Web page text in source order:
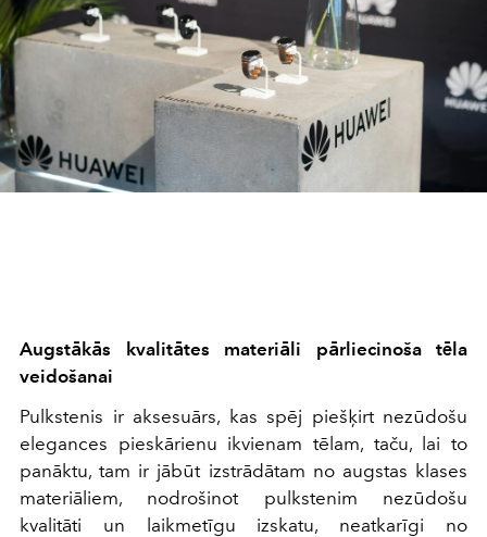
Augstākās kvalitātes materiāli pārliecinoša tēla
veidošanai
Pulkstenis ir aksesuārs, kas spēj piešķirt nezūdošu
elegances pieskārienu ikvienam tēlam, taču, lai to
panāktu, tam ir jābūt izstrādātam no augstas klases
materiāliem, nodrošinot pulkstenim nezūdošu
kvalitāti un laikmetīgu izskatu, neatkarīgi no